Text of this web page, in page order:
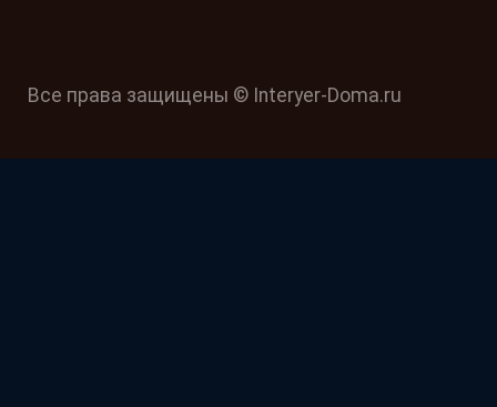
Все права защищены © Interyer-Doma.ru